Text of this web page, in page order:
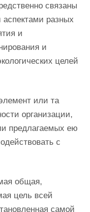
связаны
разных
и
и
целей
или та
организации,
предлагаемых ею
с
общая,
цель всей
самой